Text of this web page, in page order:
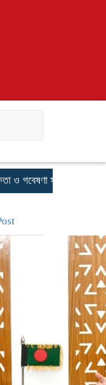
বাড়াতে গুরুত্বারোপ